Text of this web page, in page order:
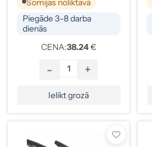
Piegāde 3-8 darba
dienās
CENA:38.24€
- +
Ielikt grozā